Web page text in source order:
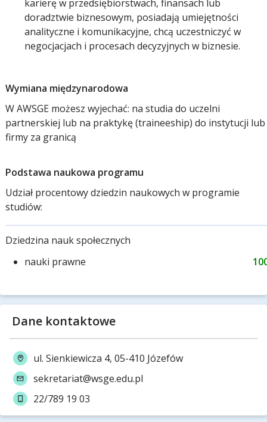
karierę w przedsiębiorstwach, finansach lub
doradztwie biznesowym, posiadają umiejętności
analityczne i komunikacyjne, chcą uczestniczyć w
negocjacjach i procesach decyzyjnych w biznesie.
Wymiana międzynarodowa
W AWSGE możesz wyjechać: na studia do uczelni
partnerskiej lub na praktykę (traineeship) do instytucji lub
firmy za granicą
Podstawa naukowa programu
Udział procentowy dziedzin naukowych w programie
studiów:
Dziedzina nauk społecznych
nauki prawne
Dane kontaktowe
ul. Sienkiewicza 4, 05-410 Józefów
sekretariat@wsge.edu.pl
22/789 19 03